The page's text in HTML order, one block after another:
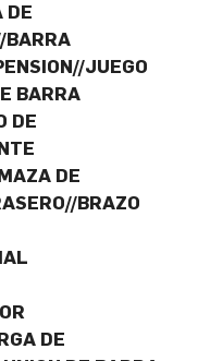
DE
BARRA
JUEGO
BARRA
DE
DE
BRAZO
DE